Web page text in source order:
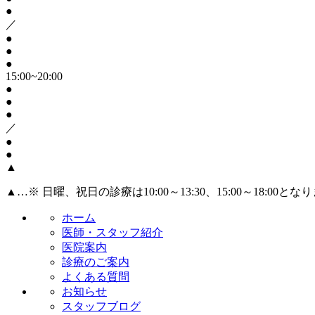
●
／
●
●
●
15:00~20:00
●
●
●
／
●
●
▲
▲ …※ 日曜、祝日の診療は10:00～13:30、15:00～18:00となり
ホーム
医師・スタッフ紹介
医院案内
診療のご案内
よくある質問
お知らせ
スタッフブログ